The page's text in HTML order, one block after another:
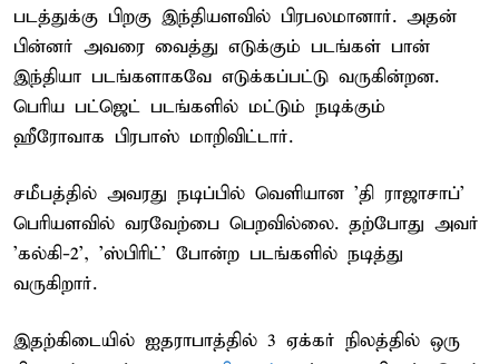
படத்துக்கு பிறகு இந்தியளவில் பிரபலமானார். அதன்
பின்னர் அவரை வைத்து எடுக்கும் படங்கள் பான்
இந்தியா படங்களாகவே எடுக்கப்பட்டு வருகின்றன.
பெரிய பட்ஜெட் படங்களில் மட்டும் நடிக்கும்
ஹீரோவாக பிரபாஸ் மாறிவிட்டார்.
சமீபத்தில் அவரது நடிப்பில் வெளியான 'தி ராஜாசாப்'
பெரியளவில் வரவேற்பை பெறவில்லை. தற்போது அவர்
'கல்கி-2', 'ஸ்பிரிட்' போன்ற படங்களில் நடித்து
வருகிறார்.
இதற்கிடையில் ஐதராபாத்தில் 3 ஏக்கர் நிலத்தில் ஒரு